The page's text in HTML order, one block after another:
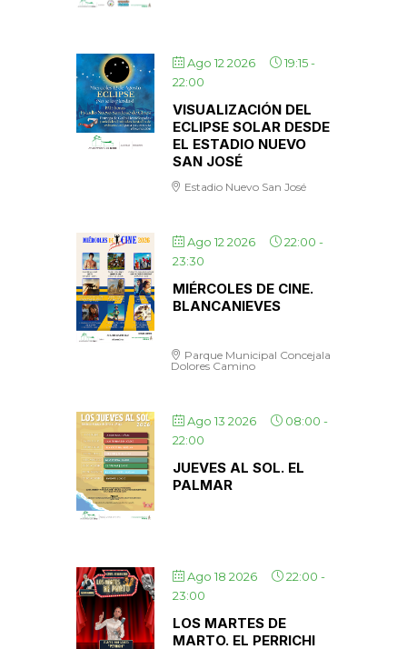
Ago 12 2026 19:15-
22:00
VISUALIZACIÓN DEL
ECLIPSE SOLAR DESDE
EL ESTADIO NUEVO
SAN JOSÉ
Estadio Nuevo San José
Ago 12 2026 22:00 -
23:30
MIÉRCOLES DE CINE.
BLANCANIEVES
Parque Municipal Concejala
Dolores Camino
Ago 13 2026 08:00 -
22:00
JUEVES AL SOL. EL
PALMAR
Ago 18 2026 22:00 -
23:00
LOS MARTES DE
MARTO. EL PERRICHI